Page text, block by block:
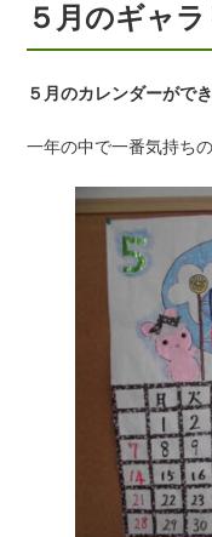
５月のギャ
５月のカレンダーができ
一年の中で一番気持ち